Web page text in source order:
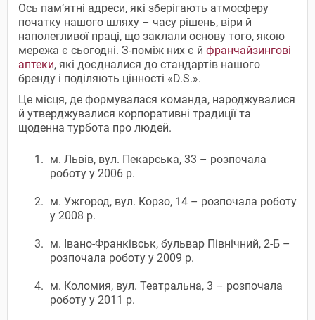
Ось пам’ятні адреси, які зберігають атмосферу
початку нашого шляху – часу рішень, віри й
наполегливої праці, що заклали основу того, якою
мережа є сьогодні. З-поміж них є й франчайзингові
аптеки, які доєдналися до стандартів нашого
бренду і поділяють цінності «D.S.».
Це місця, де формувалася команда, народжувалися
й утверджувалися корпоративні традиції та
щоденна турбота про людей.
м. Львів, вул. Пекарська, 33 – розпочала
роботу у 2006 р.
м. Ужгород, вул. Корзо, 14 – розпочала роботу
у 2008 р.
м. Івано-Франківськ, бульвар Північний, 2-Б –
розпочала роботу у 2009 р.
м. Коломия, вул. Театральна, 3 – розпочала
роботу у 2011 р.